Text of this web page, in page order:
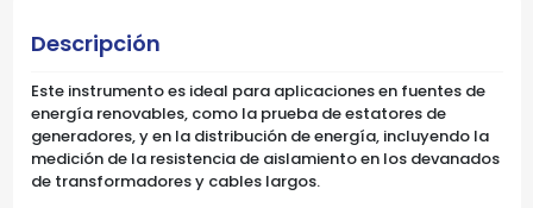
Descripción
Este instrumento es ideal para aplicaciones en fuentes de
energía renovables, como la prueba de estatores de
generadores, y en la distribución de energía, incluyendo la
medición de la resistencia de aislamiento en los devanados
de transformadores y cables largos.